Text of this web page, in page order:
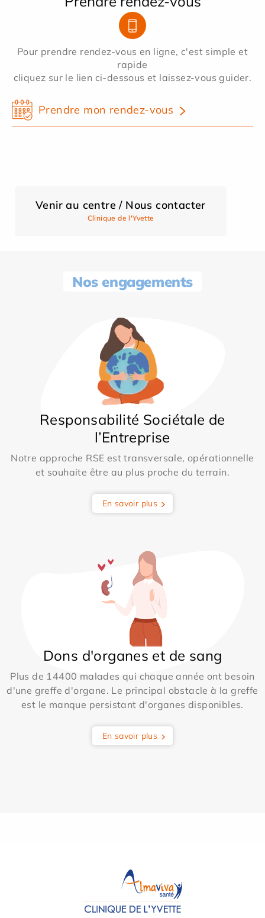
Pour prendre rendez-vous en ligne, c'est simple et
rapide
cliquez sur le lien ci-dessous et laissez-vous guider.
Prendre mon rendez-vous
Venir au centre / Nous contacter
Clinique de l'Yvette
Nos engagements
Responsabilité Sociétale de
l’Entreprise
Notre approche RSE est transversale, opérationnelle
et souhaite être au plus proche du terrain.
En savoir plus
Dons d'organes et de sang
Plus de 14400 malades qui chaque année ont besoin
d'une greffe d'organe. Le principal obstacle à la greffe
est le manque persistant d'organes disponibles.
En savoir plus